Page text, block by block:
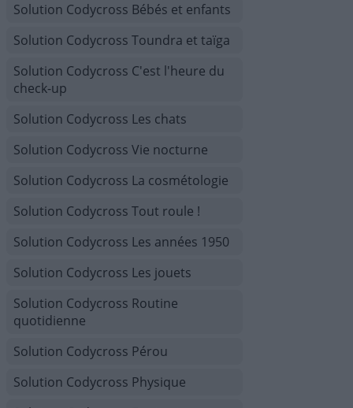
Solution Codycross Bébés et enfants
Solution Codycross Toundra et taïga
Solution Codycross C'est l'heure du
check-up
Solution Codycross Les chats
Solution Codycross Vie nocturne
Solution Codycross La cosmétologie
Solution Codycross Tout roule !
Solution Codycross Les années 1950
Solution Codycross Les jouets
Solution Codycross Routine
quotidienne
Solution Codycross Pérou
Solution Codycross Physique